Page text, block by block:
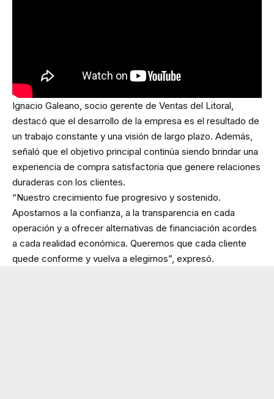
Ignacio Galeano, socio gerente de Ventas del Litoral,
destacó que el desarrollo de la empresa es el resultado de
un trabajo constante y una visión de largo plazo. Además,
señaló que el objetivo principal continúa siendo brindar una
experiencia de compra satisfactoria que genere relaciones
duraderas con los clientes.
“Nuestro crecimiento fue progresivo y sostenido.
Apostamos a la confianza, a la transparencia en cada
operación y a ofrecer alternativas de financiación acordes
a cada realidad económica. Queremos que cada cliente
quede conforme y vuelva a elegirnos”, expresó.